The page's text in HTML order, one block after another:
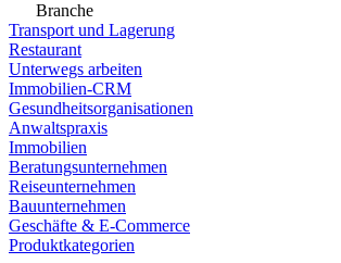
Branche
Transport und Lagerung
Restaurant
Unterwegs arbeiten
Immobilien-CRM
Gesundheitsorganisationen
Anwaltspraxis
Immobilien
Beratungsunternehmen
Reiseunternehmen
Bauunternehmen
Geschäfte & E-Commerce
Produktkategorien